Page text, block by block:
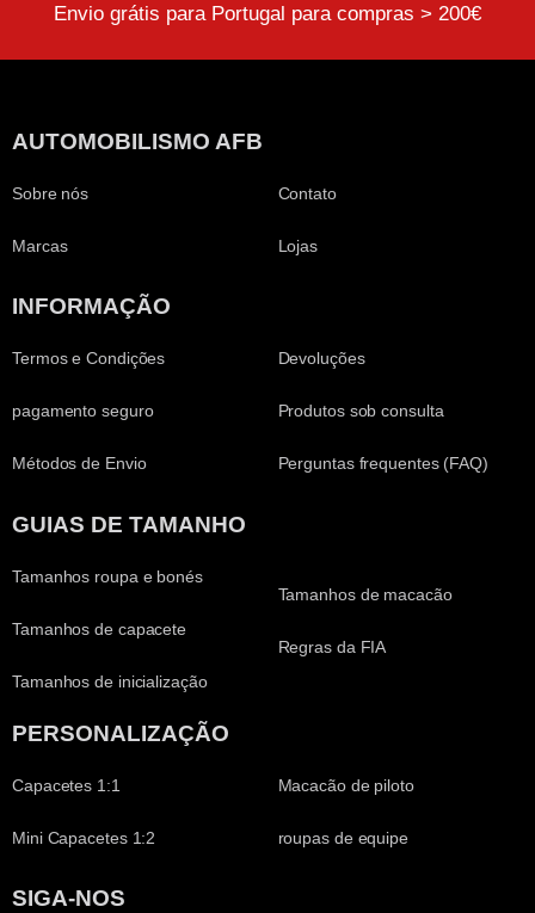
Envio grátis para Portugal para compras > 200€
AUTOMOBILISMO AFB
Sobre nós
Marcas
Contato
Lojas
INFORMAÇÃO
Termos e Condições
pagamento seguro
Métodos de Envio
Devoluções
Produtos sob consulta
Perguntas frequentes (FAQ)
GUIAS DE TAMANHO
Tamanhos roupa e bonés
Tamanhos de capacete
Tamanhos de inicialização
Tamanhos de macacão
Regras da FIA
PERSONALIZAÇÃO
Capacetes 1:1
Mini Capacetes 1:2
Macacão de piloto
roupas de equipe
SIGA-NOS